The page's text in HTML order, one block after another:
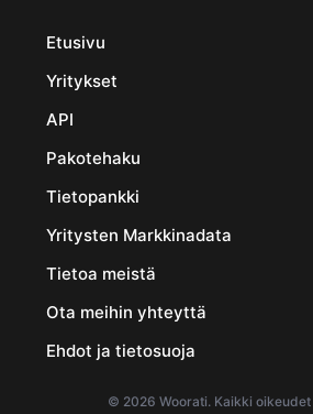
Etusivu
Yritykset
API
Pakotehaku
Tietopankki
Yritysten Markkinadata
Tietoa meistä
Ota meihin yhteyttä
Ehdot ja tietosuoja
© 2026 Woorati. Kaikki